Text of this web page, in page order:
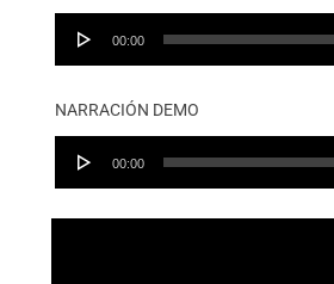
Audio
00:00
NARRACIÓN DEMO
Audio
00:00